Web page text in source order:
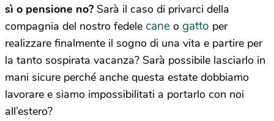
sì o pensione no? Sarà il caso di privarci della
compagnia del nostro fedele cane o gatto per
realizzare finalmente il sogno di una vita e partire per
la tanto sospirata vacanza? Sarà possibile lasciarlo in
mani sicure perché anche questa estate dobbiamo
lavorare e siamo impossibilitati a portarlo con noi
all’estero?